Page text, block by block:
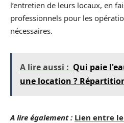
l’entretien de leurs locaux, en
professionnels pour les
nécessaires.
A lire aussi : Qui paie
une location ?
A lire également : Lien entre